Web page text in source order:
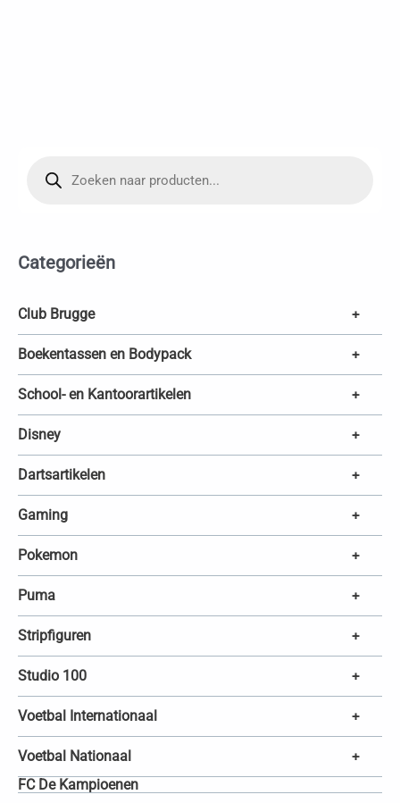
n
z
k
e
n
Categorieën
Club Brugge +
Boekentassen en Bodypack +
School- en Kantoorartikelen +
Disney +
Dartsartikelen +
Gaming +
Pokemon +
Puma +
Stripfiguren +
Studio 100 +
Voetbal Internationaal +
Voetbal Nationaal +
FC De Kampioenen